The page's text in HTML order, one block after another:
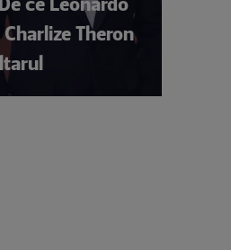
Theron